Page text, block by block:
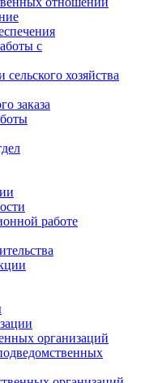
с
сельского хозяйства
заказа
работе
организаций